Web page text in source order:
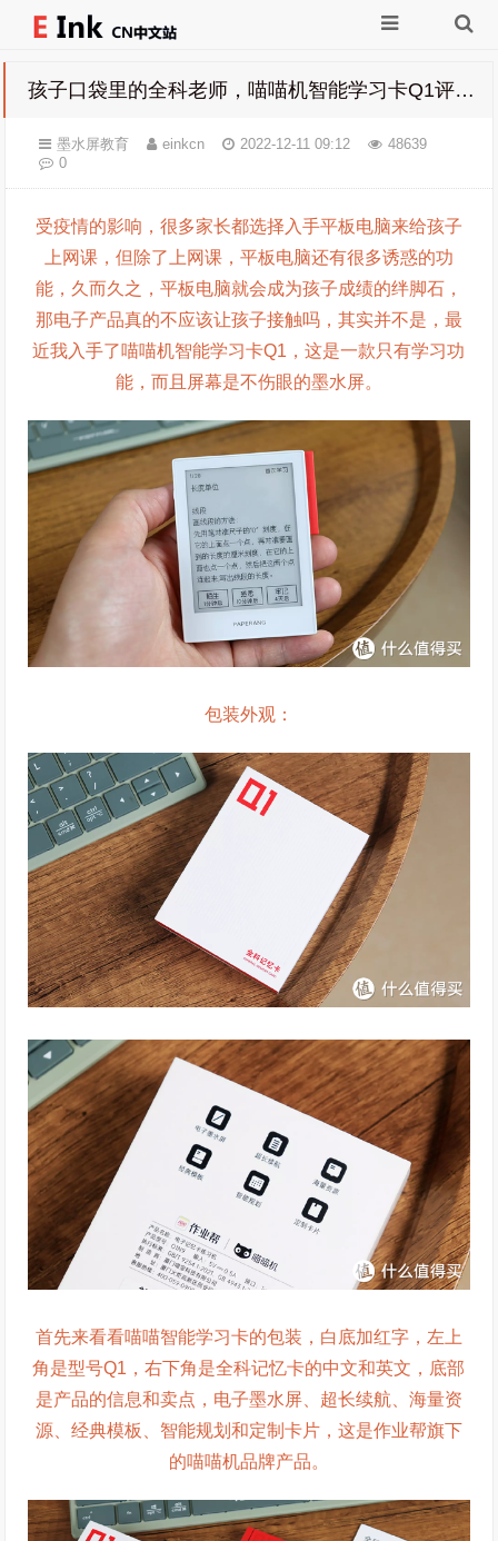
孩子口袋里的全科老师，喵喵机智能学习卡Q1评测-点击文章可购买
墨水屏教育 einkcn 2022-12-11 09:12
48639
0
受疫情的影响，很多家长都选择入手平板电脑来给孩子
上网课，但除了上网课，平板电脑还有很多诱惑的功
能，久而久之，平板电脑就会成为孩子成绩的绊脚石，
那电子产品真的不应该让孩子接触吗，其实并不是，最
近我入手了喵喵机智能学习卡Q1，这是一款只有学习功
能，而且屏幕是不伤眼的墨水屏。
包装外观：
首先来看看喵喵智能学习卡的包装，白底加红字，左上
角是型号Q1，右下角是全科记忆卡的中文和英文，底部
是产品的信息和卖点，电子墨水屏、超长续航、海量资
源、经典模板、智能规划和定制卡片，这是作业帮旗下
的喵喵机品牌产品。